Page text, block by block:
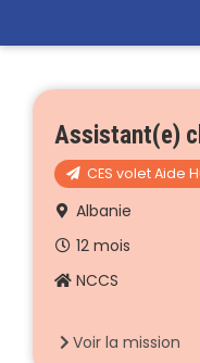
Assistant(e)
CES volet Aide
Albanie
12 mois
NCCS
Voir la mission